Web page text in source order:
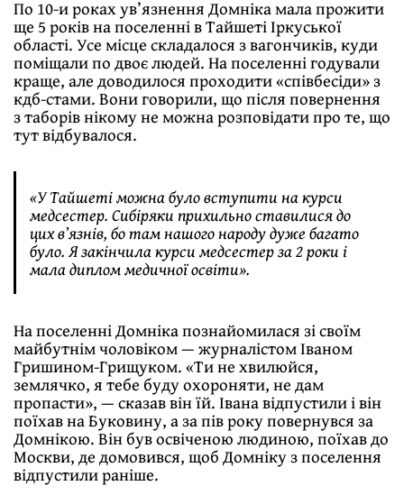
По 10-и роках ув’язнення Домніка мала прожити
ще 5 років на поселенні в Тайшеті Іркуської
області. Усе місце складалося з вагончиків, куди
поміщали по двоє людей. На поселенні годували
краще, але доводилося проходити «співбесіди» з
кдб-стами. Вони говорили, що після повернення
з таборів нікому не можна розповідати про те, що
тут відбувалося.
«У Тайшеті можна було вступити на курси
медсестер. Сибіряки прихильно ставилися до
цих в’язнів, бо там нашого народу дуже багато
було. Я закінчила курси медсестер за 2 роки і
мала диплом медичної освіти».
На поселенні Домніка познайомилася зі своїм
майбутнім чоловіком — журналістом Іваном
Гришином-Грищуком. «Ти не хвилюйся,
землячко, я тебе буду охороняти, не дам
пропасти», — сказав він їй. Івана відпустили і він
поїхав на Буковину, а за пів року повернувся за
Домнікою. Він був освіченою людиною, поїхав до
Москви, де домовився, щоб Домніку з поселення
відпустили раніше.